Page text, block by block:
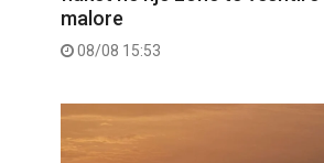
malore
08/08 15:53